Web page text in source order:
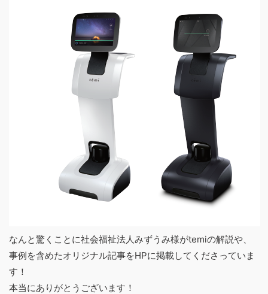
なんと驚くことに社会福祉法人みずうみ様がtemiの解説や、
事例を含めたオリジナル記事をHPに掲載してくださっていま
す！
本当にありがとうございます！